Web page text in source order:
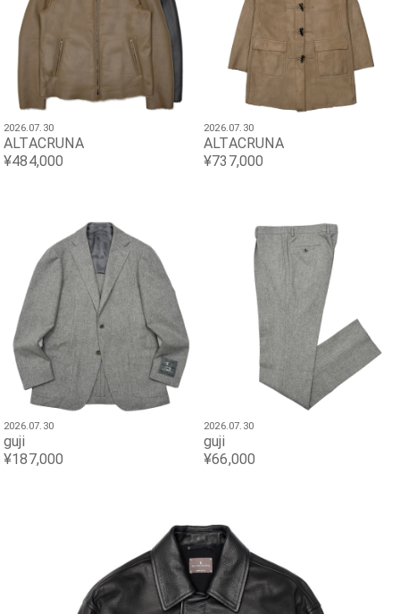
2026.07.30
ALTACRUNA
¥484,000
2026.07.30
ALTACRUNA
¥737,000
2026.07.30
guji
¥187,000
2026.07.30
guji
¥66,000